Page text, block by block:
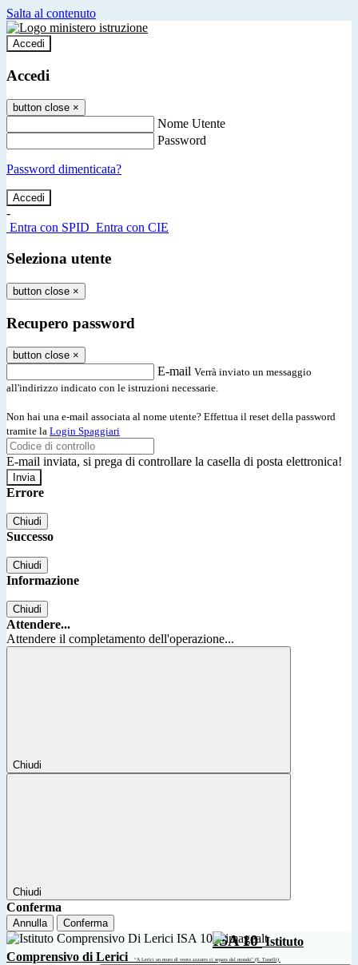
Salta al contenuto
Accedi
Accedi
button close ×
Nome Utente
Password
Password dimenticata?
-
Entra con SPID Entra con CIE
Seleziona utente
button close ×
Recupero password
button close ×
E-mail Verrà inviato un messaggio
all'indirizzo indicato con le istruzioni necessarie.
Non hai una e-mail associata al nome utente? Effettua il reset della password
tramite la Login Spaggiari
E-mail inviata, si prega di controllare la casella di posta elettronica!
Errore
Chiudi
Successo
Chiudi
Informazione
Chiudi
Attendere...
Attendere il completamento dell'operazione...
Chiudi
Chiudi
Conferma
Annulla Conferma
ISA 10 Istituto
Comprensivo di Lerici
“A Lerici un muro di vento azzurro ci separa dal mondo” (F. Tonelli)